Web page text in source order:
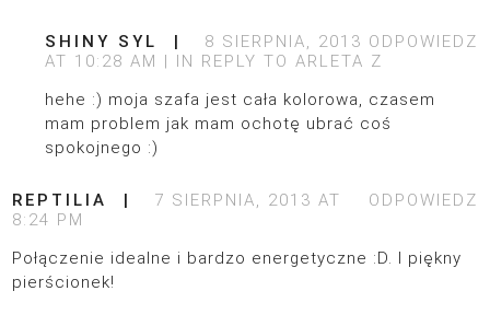
ODPOWIEDZ
SHINY SYL
8 SIERPNIA, 2013
AT 10:28 AM
IN REPLY TO ARLETA Z
hehe :) moja szafa jest cała kolorowa, czasem
mam problem jak mam ochotę ubrać coś
spokojnego :)
ODPOWIEDZ
REPTILIA
7 SIERPNIA, 2013 AT
8:24 PM
Połączenie idealne i bardzo energetyczne :D. I piękny
pierścionek!